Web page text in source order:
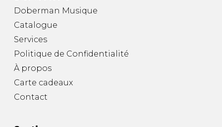
Doberman Musique
Catalogue
Services
Politique de Confidentialité
À propos
Carte cadeaux
Contact